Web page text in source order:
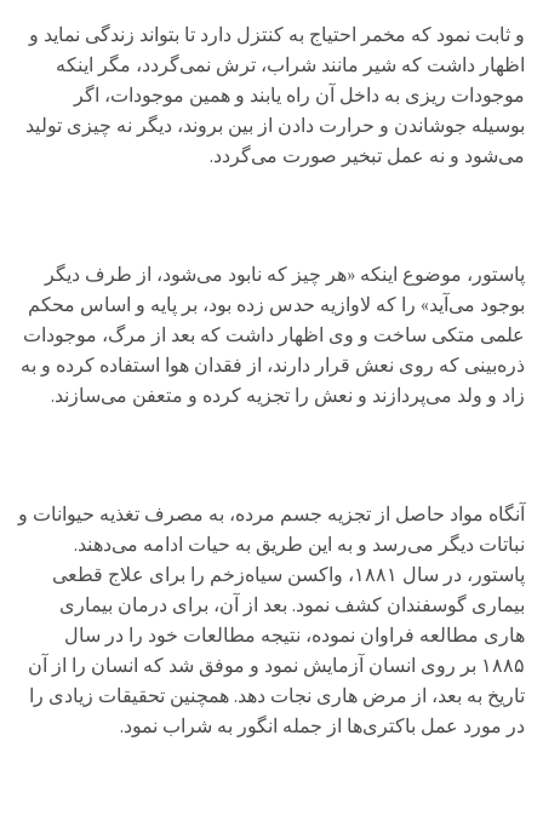
و ثابت نمود که مخمر احتیاج به کنتزل دارد تا بتواند زندگی نماید و
اظهار داشت که شیر مانند شراب، ترش نمی‌گردد، مگر اینکه
موجودات ریزی به داخل آن راه یابند و همین موجودات، اگر
بوسیله جوشاندن و حرارت دادن از بین بروند، دیگر نه چیزی تولید
می‌شود و نه عمل تبخیر صورت می‌گردد.
پاستور، موضوع اینکه «هر چیز که نابود می‌شود، از طرف دیگر
بوجود می‌آید» را که لاوازیه حدس زده بود، بر پایه و اساس محکم
علمی متکی ساخت و وی اظهار داشت که بعد از مرگ، موجودات
ذره‌بینی که روی نعش قرار دارند، از فقدان هوا استفاده کرده و به
زاد و ولد می‌پردازند و نعش را تجزیه کرده و متعفن می‌سازند.
آنگاه مواد حاصل از تجزیه جسم مرده، به مصرف تغذیه حیوانات و
نباتات دیگر می‌رسد و به این طریق به حیات ادامه می‌دهند.
پاستور، در سال ۱۸۸۱، واکسن سیاه‌زخم را برای علاج قطعی
بیماری گوسفندان کشف نمود. بعد از آن، برای درمان بیماری
هاری مطالعه فراوان نموده، نتیجه مطالعات خود را در سال
۱۸۸۵ بر روی انسان آزمایش نمود و موفق شد که انسان را از آن
تاریخ به بعد، از مرض هاری نجات دهد. همچنین تحقیقات زیادی را
در مورد عمل باکتری‌ها از جمله انگور به شراب نمود.